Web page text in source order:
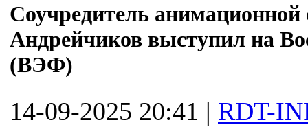
Соучредитель
Андрейчиков выступил на
(ВЭФ)
14-09-2025 20:41 | RDT-